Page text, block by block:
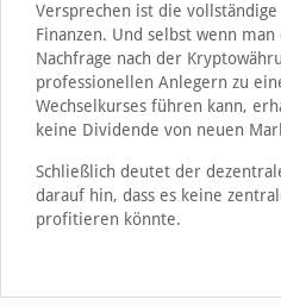
Versprechen ist die
Finanzen. Und selbst wenn man
Nachfrage nach der
professionellen Anlegern zu
Wechselkurses führen kann,
keine Dividende von neuen
Schließlich deutet der
darauf hin, dass es keine
profitieren könnte.